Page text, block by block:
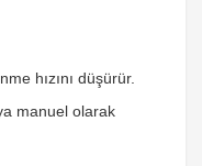
hızını düşürür.
manuel olarak